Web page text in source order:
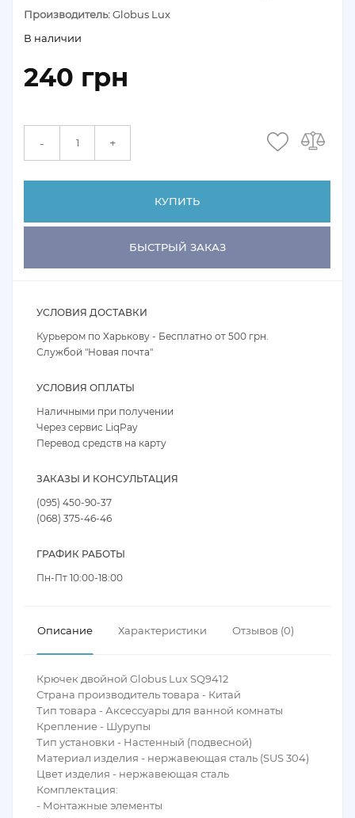
Производитель:Globus Lux
В наличии
240 грн
- +
КУПИТЬ
БЫСТРЫЙ ЗАКАЗ
УСЛОВИЯ ДОСТАВКИ
Курьером по Харькову - Бесплатно от 500 грн.
Службой "Новая почта"
УСЛОВИЯ ОПЛАТЫ
Наличными при получении
Через сервис LiqPay
Перевод средств на карту
ЗАКАЗЫ И КОНСУЛЬТАЦИЯ
(095) 450-90-37
(068) 375-46-46
ГРАФИК РАБОТЫ
Пн-Пт 10:00-18:00
Описание Характеристики Отзывов (0)
Крючек двойной Globus Lux SQ9412
Страна производитель товара - Китай
Тип товара - Аксессуары для ванной комнаты
Крепление - Шурупы
Тип установки - Настенный (подвесной)
Материал изделия - нержавеющая сталь (SUS 304)
Цвет изделия - нержавеющая сталь
Комплектация:
- Монтажные элементы